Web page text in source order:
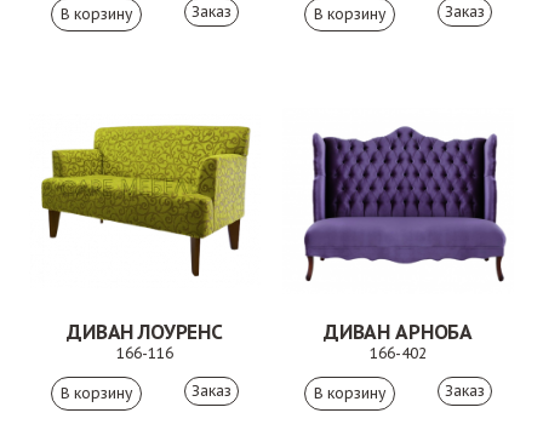
Заказ Заказ
ДИВАН ЛОУРЕНС
166-116
Заказ
ДИВАН АРНОБА
166-402
Заказ